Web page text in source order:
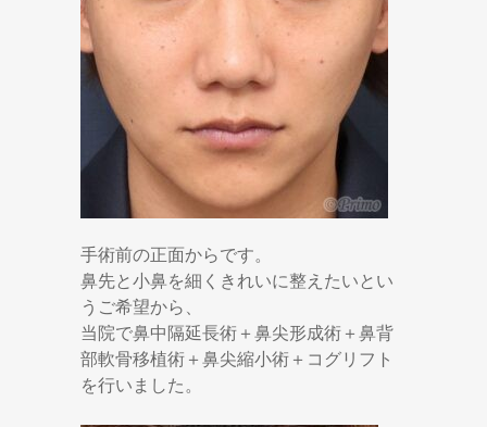
手術前の正面からです。
鼻先と小鼻を細くきれいに整えたいとい
うご希望から、
当院で鼻中隔延長術＋鼻尖形成術＋鼻背
部軟骨移植術＋鼻尖縮小術＋コグリフト
を行いました。